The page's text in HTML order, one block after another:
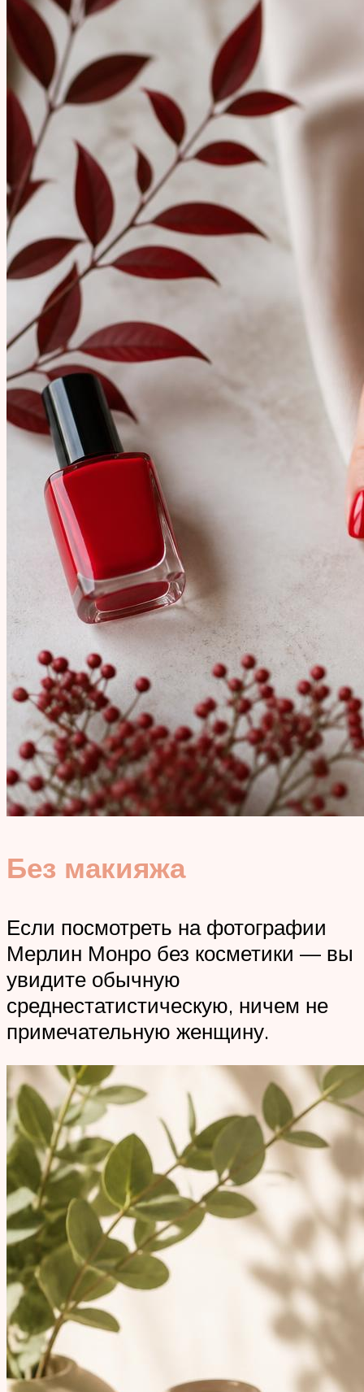
Без макияжа
Если посмотреть на фотографии
Мерлин Монро без косметики — вы
увидите обычную
среднестатистическую, ничем не
примечательную женщину.